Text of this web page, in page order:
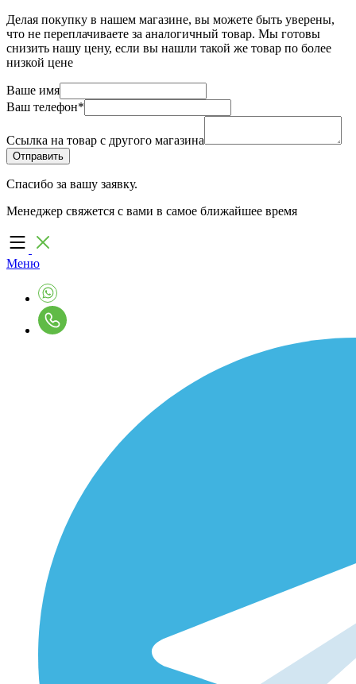
Делая покупку в нашем магазине, вы можете быть уверены,
что не переплачиваете за аналогичный товар. Мы готовы
снизить нашу цену, если вы нашли такой же товар по более
низкой цене
Ваше имя
Ваш телефон*
Ссылка на товар с другого магазина
Спасибо за вашу заявку.
Менеджер свяжется с вами в самое ближайшее время
Меню